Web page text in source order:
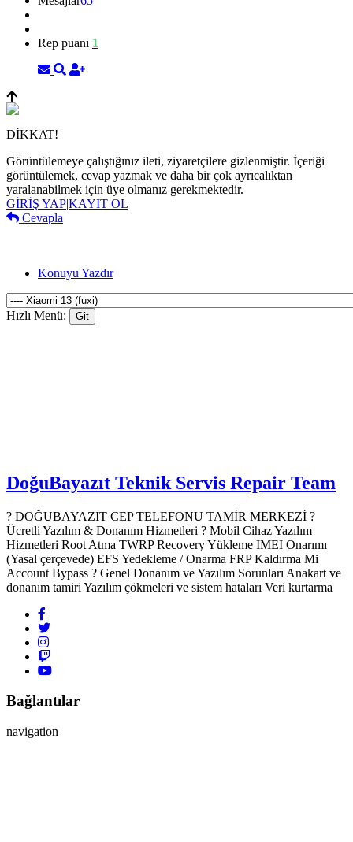
Rep puanı 1
DİKKAT!
Görüntülemeye çalıştığınız ileti, ziyaretçilere gizlenmiştir. İçeriği
görüntülemek, cevap yazmak ve daha bir çok ayrıcalıktan
yaralanabilmek için üye olmanız gerekmektedir.
GİRİŞ YAP|KAYIT OL
Cevapla
Konuyu Yazdır
Hızlı Menü:
DoğuBayazıt Teknik Servis Repair Team
? DOĞUBAYAZIT CEP TELEFONU TAMİR MERKEZİ ?️
Ücretli Yazılım & Donanım Hizmetleri ? Mobil Cihaz Yazılım
Hizmetleri Root Atma TWRP Recovery Yükleme IMEI Onarımı
(Yasal çerçevede) EFS Yedekleme / Onarma FRP Kaldırma Mi
Account Bypass ? Genel Donanım ve Yazılım Sorunları Anakart ve
donanım tamiri Yazılım çökmeleri ve sistem hataları Veri kurtarma
Bağlantılar
navigation